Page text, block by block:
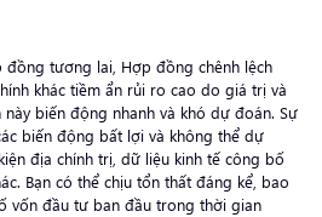
đồng tương lai, Hợp đồng chênh lệch
khác tiềm ẩn rủi ro cao do giá trị và
biến động nhanh và khó dự đoán. Sự
biến động bất lợi và không thể dự
địa chính trị, dữ liệu kinh tế công bố
Bạn có thể chịu tổn thất đáng kể, bao
vốn đầu tư ban đầu trong thời gian